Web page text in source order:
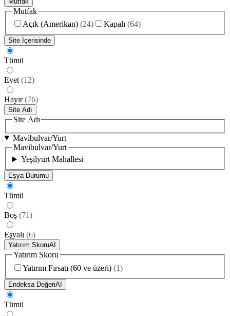
Mutfak
Açık (Amerikan) (24) Kapalı (64)
Site İçerisinde
Tümü
Evet (12)
Hayır (76)
Site Adı
Site Adı
Mavibulvar/Yurt
Mavibulvar/Yurt
Yeşilyurt Mahallesi
Eşya Durumu
Tümü
Boş (71)
Eşyalı (6)
Yatırım SkoruAI
Yatırım Skoru
Yatırım Fırsatı (60 ve üzeri) (1)
Endeksa DeğeriAI
Tümü